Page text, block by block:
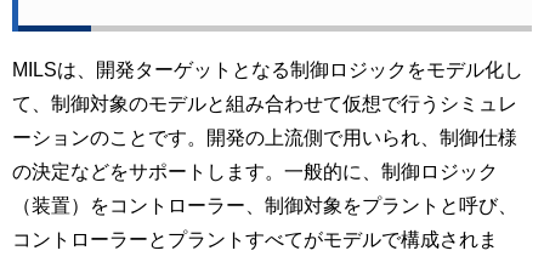
MILSは、開発ターゲットとなる制御ロジックをモデル化し
て、制御対象のモデルと組み合わせて仮想で行うシミュレ
ーションのことです。開発の上流側で用いられ、制御仕様
の決定などをサポートします。一般的に、制御ロジック
（装置）をコントローラー、制御対象をプラントと呼び、
コントローラーとプラントすべてがモデルで構成されま